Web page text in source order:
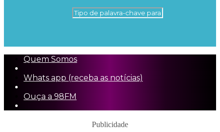
Quem Somos
Whats app (receba as notícias)
Ouça a 98FM
Publicidade